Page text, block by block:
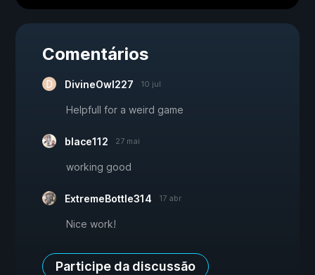
Comentários
DivineOwl227 10 jul
Helpfull for a weird game
blace112 27 mai
working good
ExtremeBottle314 17 abr
Nice work!
Participe da discussão